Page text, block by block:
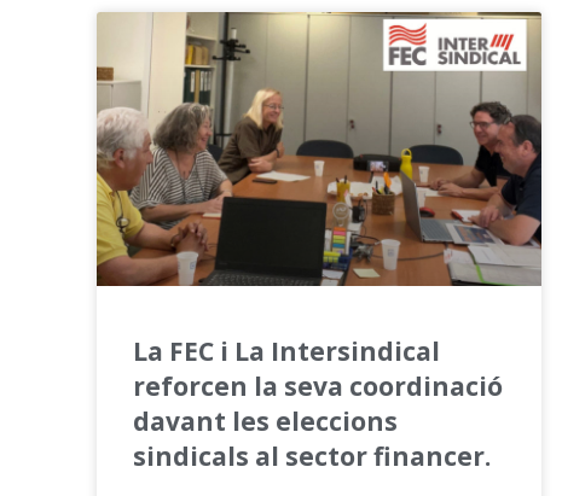
La FEC i La Intersindical
reforcen la seva coordinació
davant les eleccions
sindicals al sector financer.